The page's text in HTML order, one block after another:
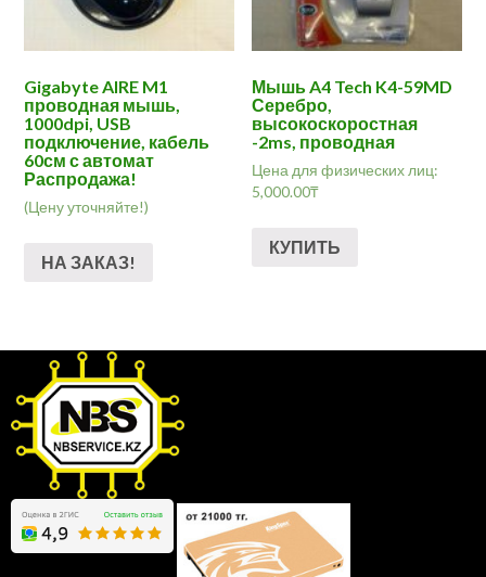
Gigabyte AIRE M1
проводная мышь,
1000dpi, USB
подключение, кабель
60см с автомат
Распродажа!
(Цену уточняйте!)
НА ЗАКАЗ!
Мышь A4 Tech K4-59MD
Серебро,
высокоскоростная
-2ms, проводная
Цена для физических лиц:
5,000.00₸
КУПИТЬ